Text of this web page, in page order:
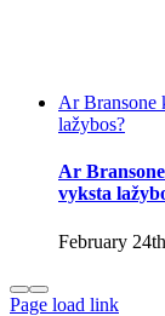
Ar Bransone
lažybos?
Ar
vyksta
February
Page load link